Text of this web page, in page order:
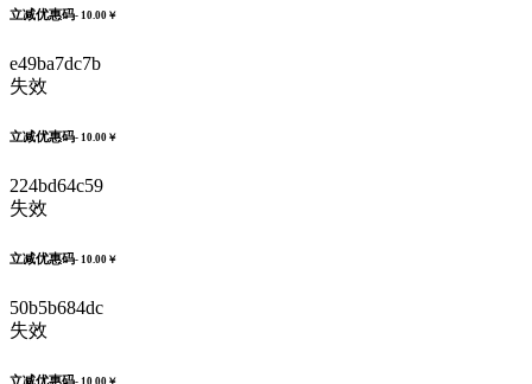
立减优惠码- 10.00￥
e49ba7dc7b
失效
立减优惠码- 10.00￥
224bd64c59
失效
立减优惠码- 10.00￥
50b5b684dc
失效
立减优惠码- 10.00￥